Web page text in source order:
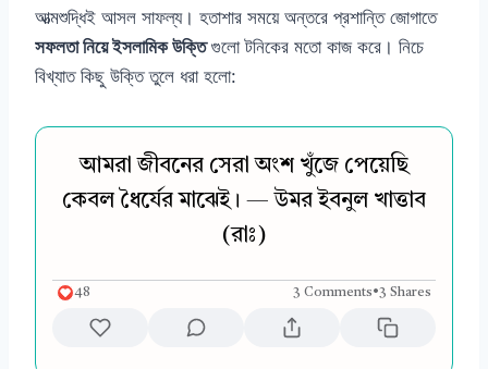
আত্মশুদ্ধিই আসল সাফল্য। হতাশার সময়ে অন্তরে প্রশান্তি জোগাতে
সফলতা নিয়ে ইসলামিক উক্তিগুলো টনিকের মতো কাজ করে। নিচে
বিখ্যাত কিছু উক্তি তুলে ধরা হলো:
আমরা জীবনের সেরা অংশ খুঁজে পেয়েছি
কেবল ধৈর্যের মাঝেই। — উমর ইবনুল খাত্তাব
(রাঃ)
48 3 Comments•3 Shares